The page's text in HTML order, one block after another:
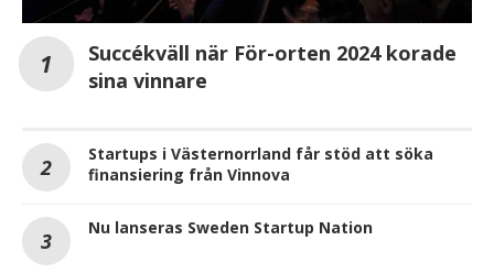
Succékväll när För-orten 2024 korade
sina vinnare
Startups i Västernorrland får stöd att söka
finansiering från Vinnova
Nu lanseras Sweden Startup Nation